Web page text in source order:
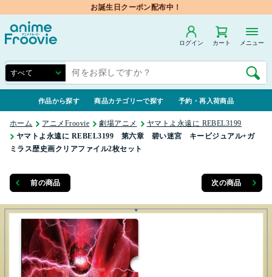
お誕生日クーポン配布中！
ログイン カート メニュー
作品から探す 商品カテゴリーで探す 予約・再入荷商品
ホーム アニメFroovie 劇場アニメ
ヤマトよ永遠に REBEL3199
ヤマトよ永遠に REBEL3199 第六章 碧い迷宮 キービジュアル+ガ
ミラス歴史画クリアファイル2枚セット
前の商品 次の商品